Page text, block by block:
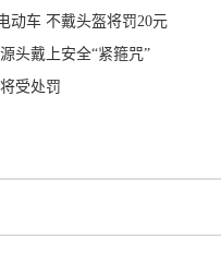
动车 不戴头盔将罚20元
头戴上安全“紧箍咒”
受处罚